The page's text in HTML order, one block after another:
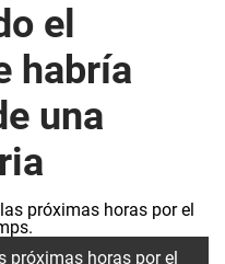
el
habría
una
próximas horas por el